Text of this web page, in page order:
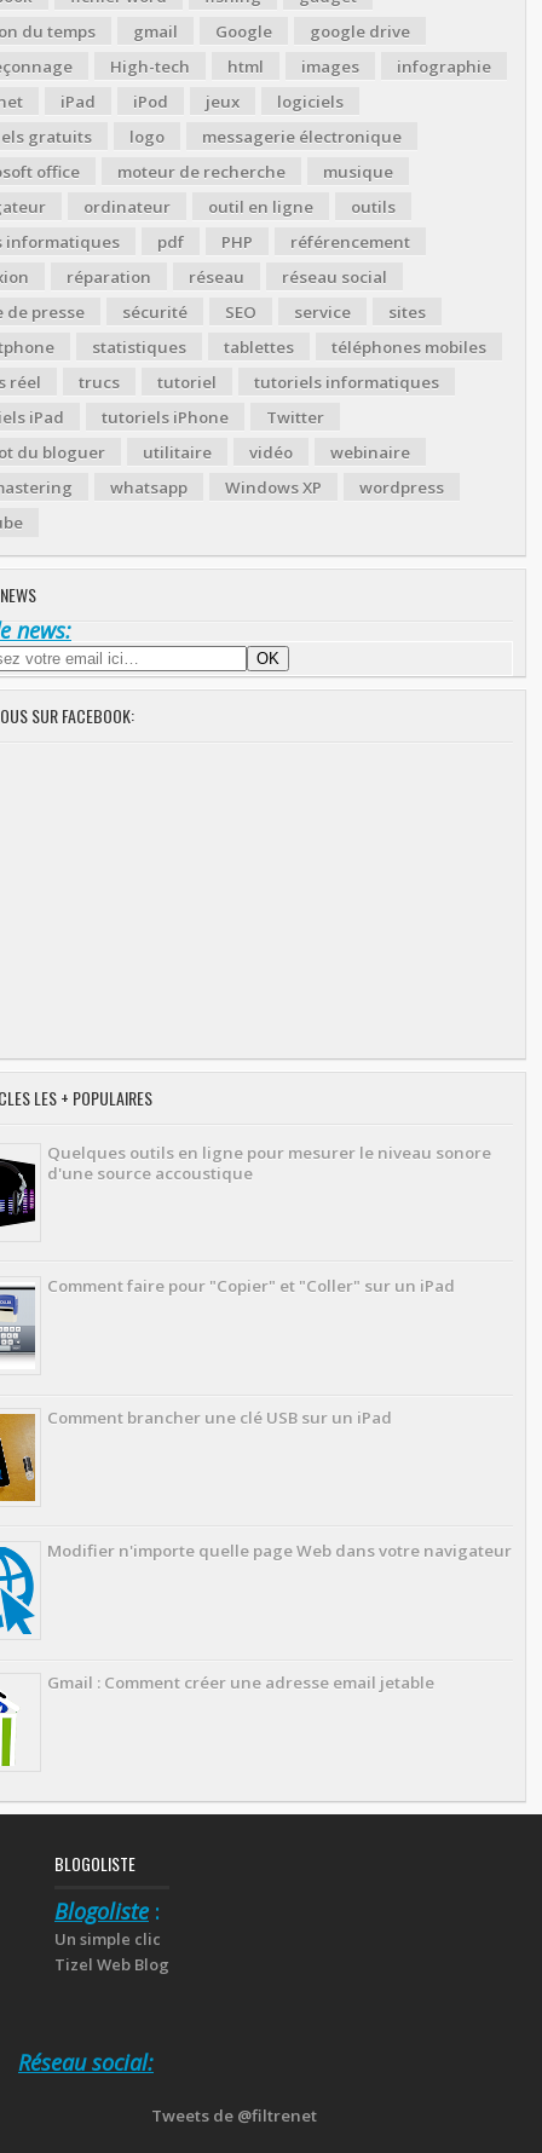
du temps
gmail Google
google drive
High-tech html images
infographie
iPad iPod jeux
logiciels
gratuits
logo
messagerie électronique
office
moteur de recherche
musique
ordinateur outil en ligne
outils
informatiques
pdf PHP
référencement
réparation réseau
réseau social
de presse
sécurité SEO service
sites
statistiques tablettes
téléphones mobiles
réel
trucs tutoriel
tutoriels informatiques
iPad
tutoriels iPhone
Twitter
du bloguer
utilitaire vidéo
webinaire
whatsapp Windows XP
wordpress
news:
SUR FACEBOOK:
LES + POPULAIRES
Quelques outils en ligne pour mesurer le niveau sonore
d'une source accoustique
Comment faire pour "Copier" et "Coller" sur un iPad
Comment brancher une clé USB sur un iPad
Modifier n'importe quelle page Web dans votre navigateur
Gmail : Comment créer une adresse email jetable
BLOGOLISTE
Blogoliste :
Un simple clic
Tizel Web Blog
Réseau social:
Tweets de @filtrenet